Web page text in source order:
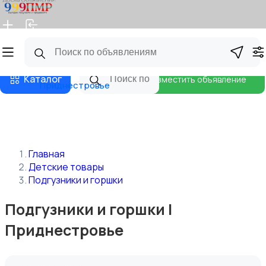
Главная
Каталог
Приднестровье
Разместить объявление
Главная
Детские товары
Подгузники и горшки
Подгузники и горшки |
Приднестровье